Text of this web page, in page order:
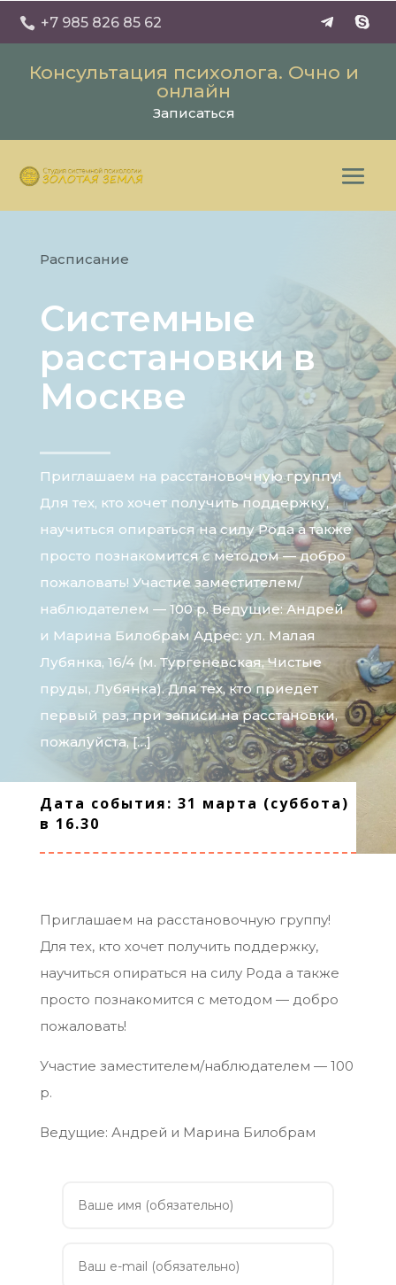
 +7 985 826 85 62
Консультация психолога. Очно и
онлайн
Записаться
Расписание
Системные
расстановки в
Москве
Приглашаем на расстановочную группу!
Для тех, кто хочет получить поддержку,
научиться опираться на силу Рода а также
просто познакомится с методом — добро
пожаловать! Участие заместителем/
наблюдателем — 100 р. Ведущие: Андрей
и Марина Билобрам Адрес: ул. Малая
Лубянка, 16/4 (м. Тургеневская, Чистые
пруды, Лубянка). Для тех, кто приедет
первый раз, при записи на расстановки,
пожалуйста, […]
Дата события: 31 марта (суббота)
в 16.30
Приглашаем на расстановочную группу!
Для тех, кто хочет получить поддержку,
научиться опираться на силу Рода а также
просто познакомится с методом — добро
пожаловать!
Участие заместителем/наблюдателем — 100
р.
Ведущие: Андрей и Марина Билобрам